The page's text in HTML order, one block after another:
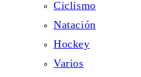
Ciclismo
Natación
Hockey
Varios